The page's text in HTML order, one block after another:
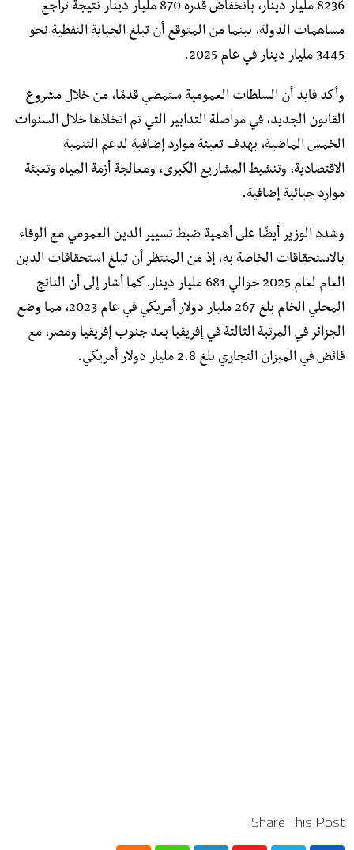
8236 مليار دينار، بانخفاض قدره 870 مليار دينار نتيجة تراجع
مساهمات الدولة، بينما من المتوقع أن تبلغ الجباية النفطية نحو
3445 مليار دينار في عام 2025.
وأكد فايد أن السلطات العمومية ستمضي قدمًا، من خلال مشروع
القانون الجديد، في مواصلة التدابير التي تم اتخاذها خلال السنوات
الخمس الماضية، بهدف تعبئة موارد إضافية لدعم التنمية
الاقتصادية، وتنشيط المشاريع الكبرى، ومعالجة أزمة المياه وتعبئة
موارد جبائية إضافية.
وشدد الوزير أيضًا على أهمية ضبط تسيير الدين العمومي مع الوفاء
بالاستحقاقات الخاصة به، إذ من المنتظر أن تبلغ استحقاقات الدين
العام لعام 2025 حوالي 681 مليار دينار. كما أشار إلى أن الناتج
المحلي الخام بلغ 267 مليار دولار أمريكي في عام 2023، مما وضع
الجزائر في المرتبة الثالثة في إفريقيا بعد جنوب إفريقيا ومصر، مع
فائض في الميزان التجاري بلغ 2.8 مليار دولار أمريكي.
Share This Post: